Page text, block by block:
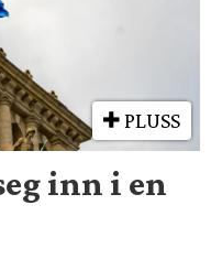
PLUSS
inn i en